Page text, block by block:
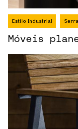
Estilo Industrial
Móveis